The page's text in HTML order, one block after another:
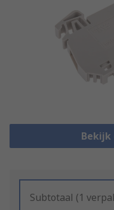
Bekijk
Subtotaal (1